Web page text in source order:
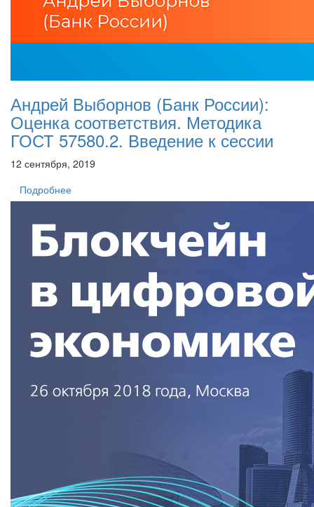
Андрей Выборнов (Банк России):
Оценка соответствия. Методика
ГОСТ 57580.2. Введение к сессии
12 сентября, 2019
Подробнее